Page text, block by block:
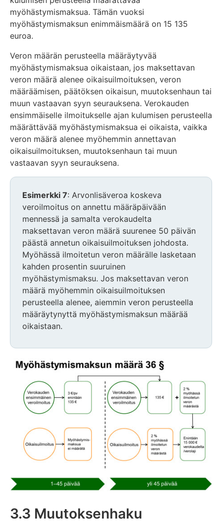
myöhästymismaksua. Tämän vuoksi
myöhästymismaksun enimmäismäärä on 15 135
euroa.
Veron määrän perusteella määräytyvää
myöhästymismaksua oikaistaan, jos maksettavan
veron määrä alenee oikaisuilmoituksen, veron
määräämisen, päätöksen oikaisun, muutoksenhaun tai
muun vastaavan syyn seurauksena. Verokauden
ensimmäiselle ilmoitukselle ajan kulumisen perusteella
määrättävää myöhästymismaksua ei oikaista, vaikka
veron määrä alenee myöhemmin annettavan
oikaisuilmoituksen, muutoksenhaun tai muun
vastaavan syyn seurauksena.
Esimerkki 7: Arvonlisäveroa koskeva
veroilmoitus on annettu määräpäivään
mennessä ja samalta verokaudelta
maksettavan veron määrä suurenee 50 päivän
päästä annetun oikaisuilmoituksen johdosta.
Myöhässä ilmoitetun veron määrälle lasketaan
kahden prosentin suuruinen
myöhästymismaksu. Jos maksettavan veron
määrä myöhemmin oikaisuilmoituksen
perusteella alenee, aiemmin veron perusteella
määräytynyttä myöhästymismaksun määrää
oikaistaan.
3.3 Muutoksenhaku